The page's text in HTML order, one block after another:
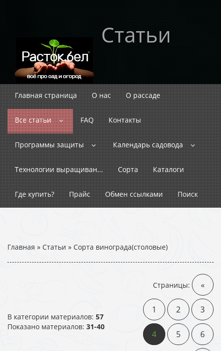
Статьи
Главная страница О нас О рассаде
Все статьи FAQ Контакты
Программы защиты Календарь садовода
Технологии выращиван... Сорта Каталоги
Где купить? Прайс Обмен ссылками Поиск
Главная » Статьи » Сорта винограда(столовые)
В категории материалов: 57
Показано материалов: 31-40
Страницы: «
1 2 3
4 5 6